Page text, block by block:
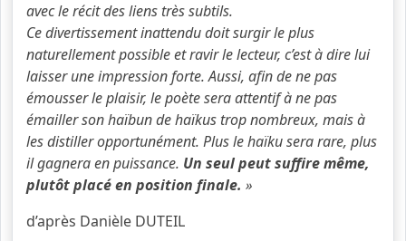
avec le récit des liens très subtils.
Ce divertissement inattendu doit surgir le plus
naturellement possible et ravir le lecteur, c’est à dire lui
laisser une impression forte. Aussi, afin de ne pas
émousser le plaisir, le poète sera attentif à ne pas
émailler son haïbun de haïkus trop nombreux, mais à
les distiller opportunément. Plus le haïku sera rare, plus
il gagnera en puissance. Un seul peut suffire même,
plutôt placé en position finale. »
d’après Danièle DUTEIL